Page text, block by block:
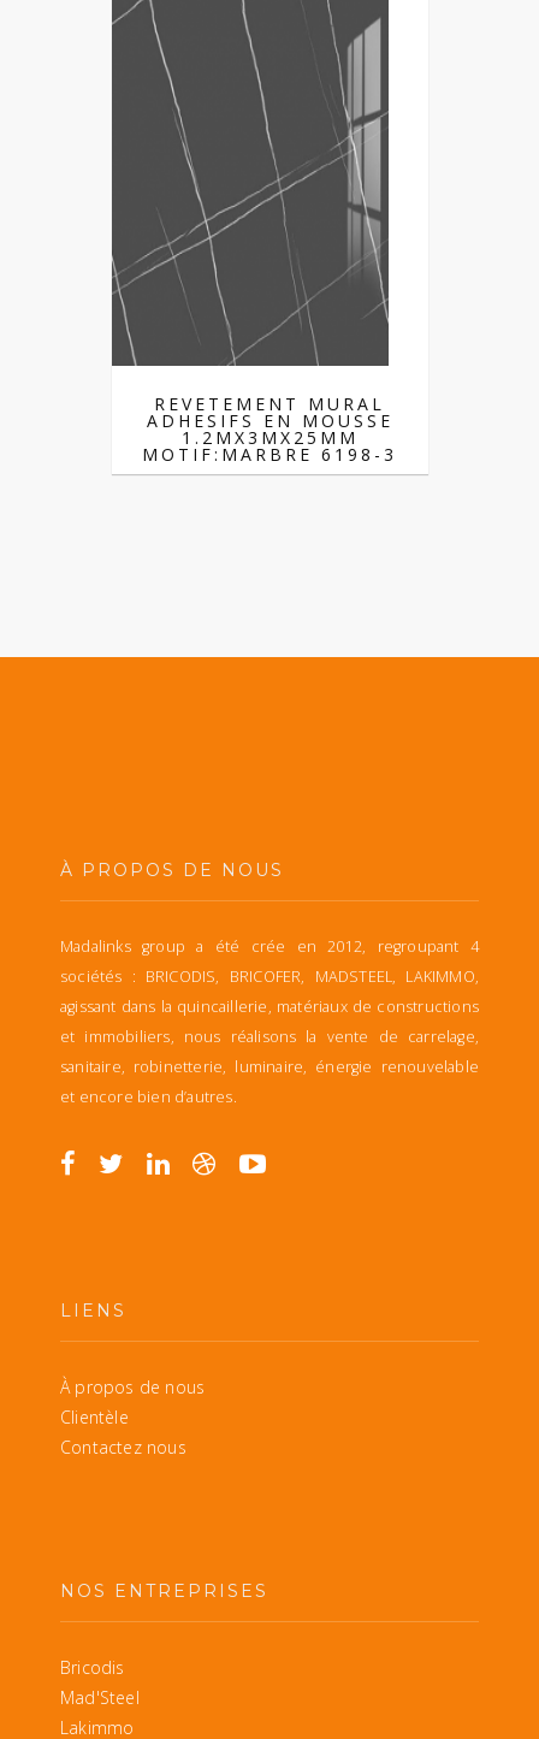
REVETEMENT MURAL
ADHESIFS EN MOUSSE
1.2MX3MX25MM
MOTIF:MARBRE 6198-3
À PROPOS DE NOUS
Madalinks group a été crée en 2012, regroupant 4
sociétés : BRICODIS, BRICOFER, MADSTEEL, LAKIMMO,
agissant dans la quincaillerie, matériaux de constructions
et immobiliers, nous réalisons la vente de carrelage,
sanitaire, robinetterie, luminaire, énergie renouvelable
et encore bien d’autres.
LIENS
À propos de nous
Clientèle
Contactez nous
NOS ENTREPRISES
Bricodis
Mad'Steel
Lakimmo